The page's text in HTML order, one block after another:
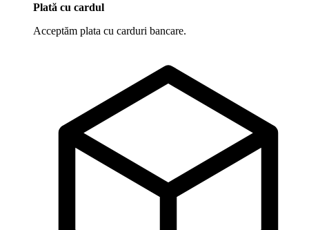
Plată cu cardul
Acceptăm plata cu carduri bancare.